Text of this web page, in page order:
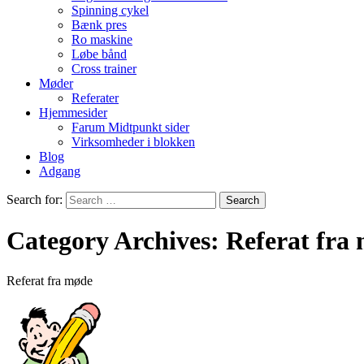
Spinning cykel
Bænk pres
Ro maskine
Løbe bånd
Cross trainer
Møder
Referater
Hjemmesider
Farum Midtpunkt sider
Virksomheder i blokken
Blog
Adgang
Search for:
Category Archives: Referat fra
Referat fra møde